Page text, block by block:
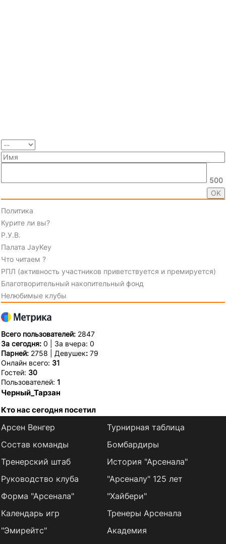
500
Политика
Курите ли вы?
Р.У.В.
Палата JayKey
Что читаем ?
РПЛ (активность участников приветствуется и премируется)
Благотворительный накопительный фонд
Нелюбимые клубы
Всего пользователей: 2847
За сегодня: 0 | За вчера: 0
Парней: 2758 | Девушек: 79
Онлайн всего: 31
Гостей: 30
Пользователей: 1
Черный_Тарзан
Кто нас сегодня посетил
Арсен Венгер
Состав команды
Тренерский штаб
Руководство клуба
Форма "Арсенала"
Календарь игр
Турнирная таблица
Бомбардиры
История "Арсенала"
"Арсеналу" 125 лет
"Хайбери"
Тренеры Арсенала
"Эмирейтс"
Академия